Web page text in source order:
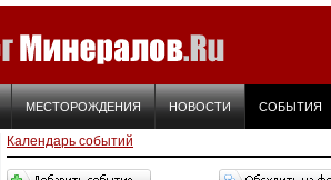
МЕСТОРОЖДЕНИЯ НОВОСТИ СОБЫТИЯ
Календарь событий